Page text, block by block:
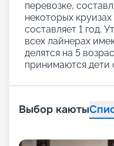
перевозке,
некоторых
составляет 1 год.
всех лайнерах
делятся на 5
принимаются дети
Выбор каюты